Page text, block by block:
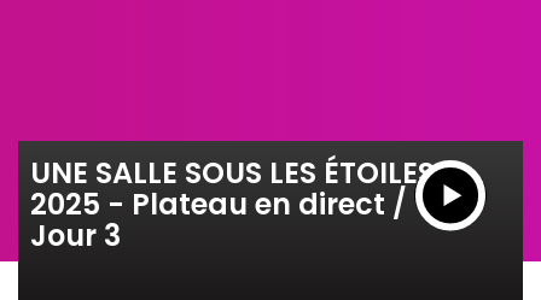
UNE SALLE SOUS LES ÉTOILES
2025 - Plateau en direct /
Jour 3